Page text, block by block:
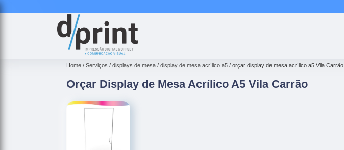
Home Serviços displays de mesa display de mesa acrílico a5 orçar display de mesa acrílico a5 Vila Carrão
Orçar Display de Mesa Acrílico A5 Vila Carrão